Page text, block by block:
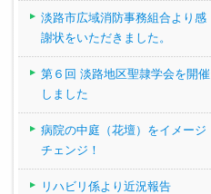
淡路市広域消防事務組合より感
謝状をいただきました。
第６回 淡路地区聖隷学会を開催
しました
病院の中庭（花壇）をイメージ
チェンジ！
リハビリ係より近況報告